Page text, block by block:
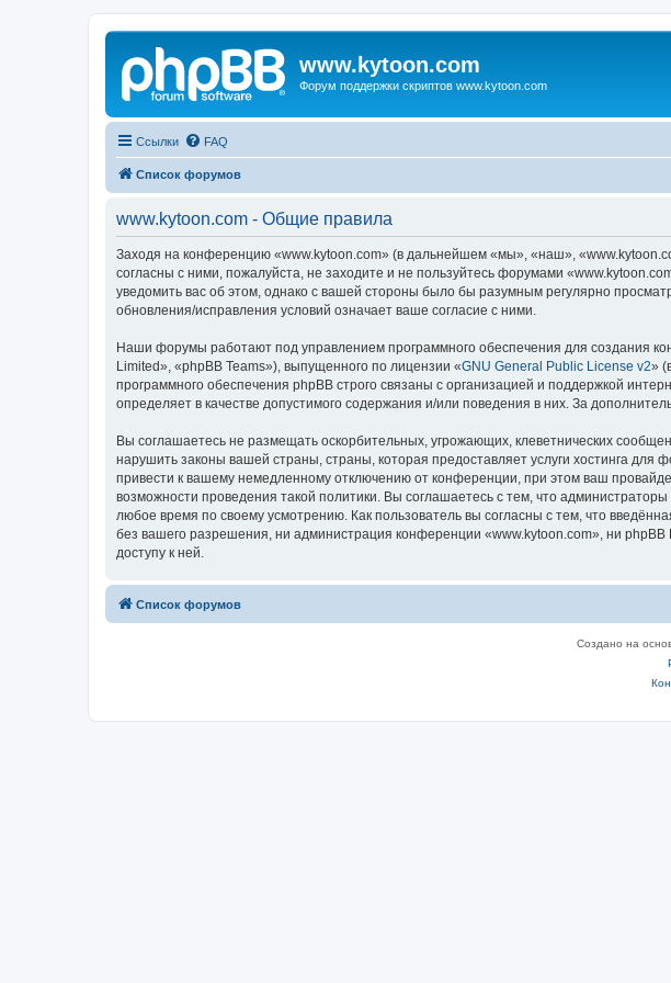
www.kytoon.com
Форум поддержки скриптов www.kytoon.com
Ссылки FAQ
Список форумов
www.kytoon.com - Общие правила
Заходя на конференцию «www.kytoon.com» (в дальнейшем «мы», «наш»,
согласны с ними, пожалуйста, не заходите и не пользуйтесь форумами
уведомить вас об этом, однако с вашей стороны было бы разумным регулярно
обновления/исправления условий означает ваше согласие с ними.
Наши форумы работают под управлением программного обеспечения для создания
Limited», «phpBB Teams»), выпущенного по лицензии «GNU General Public License v2»
программного обеспечения phpBB строго связаны с организацией и поддержкой
определяет в качестве допустимого содержания и/или поведения в них. За
Вы соглашаетесь не размещать оскорбительных, угрожающих, клеветнических
нарушить законы вашей страны, страны, которая предоставляет услуги хостинга
привести к вашему немедленному отключению от конференции, при этом ваш
возможности проведения такой политики. Вы соглашаетесь с тем, что
любое время по своему усмотрению. Как пользователь вы согласны с тем, что
без вашего разрешения, ни администрация конференции «www.kytoon.com», ни phpBB
доступу к ней.
Список форумов
Создано на